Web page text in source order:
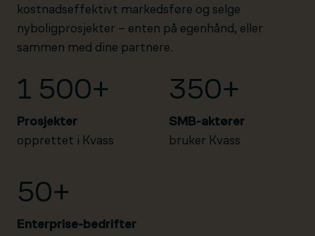
kostnadseffektivt markedsføre og selge
nyboligprosjekter – enten på egenhånd, eller
sammen med dine partnere.
1 500+
Prosjekter
opprettet i Kvass
350+
SMB-aktører
bruker Kvass
50+
Enterprise-bedrifter